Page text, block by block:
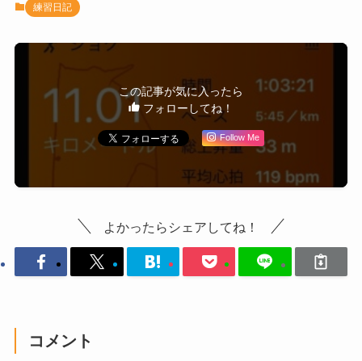
練習日記
この記事が気に入ったら
フォローしてね！
Follow Me
よかったらシェアしてね！
コメント